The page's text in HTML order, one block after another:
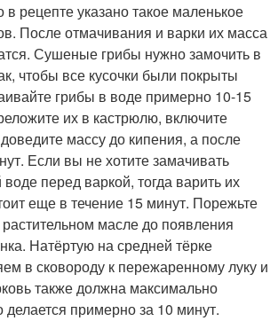
в рецепте указано такое маленькое
После отмачивания и варки их масса
Сушеные грибы нужно замочить в
чтобы все кусочки были покрыты
грибы в воде примерно 10-15
их в кастрюлю, включите
массу до кипения, а после
Если вы не хотите замачивать
перед варкой, тогда варить их
еще в течение 15 минут. Порежьте
масле до появления
Натёртую на средней тёрке
в сковороду к пережаренному луку и
также должна максимально
делается примерно за 10 минут.